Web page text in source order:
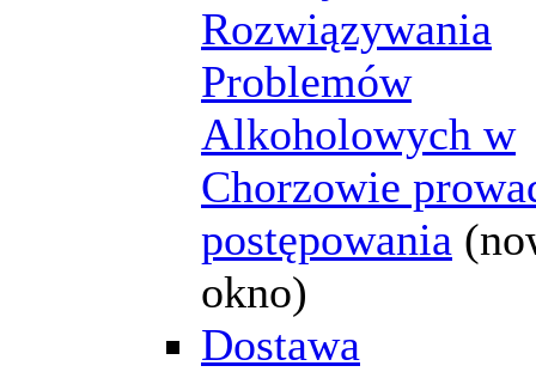
Rozwiązywania
Problemów
Alkoholowych w
Chorzowie
postępowania
okno)
Dostawa